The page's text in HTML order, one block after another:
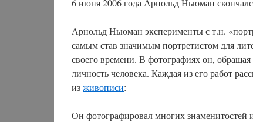
6 июня 2006 года Арнольд Ньюман
Арнольд Ньюман эксперименты с т.н.
самым став значимым портретистом для
своего времени. В фотографиях он,
личность человека. Каждая из его работ
изживописи:
Он фотографировал многих знаменитостей